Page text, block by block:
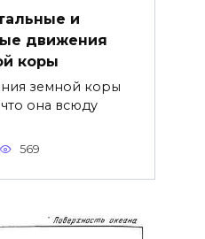
и
движения
коры
земной коры
она всюду
569